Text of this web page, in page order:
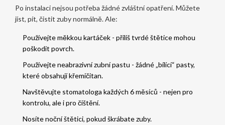
Po instalaci nejsou potřeba žádné zvláštní opatření. Můžete
jíst, pít, čistit zuby normálně. Ale:
Používejte měkkou kartáček - příliš tvrdé štětice mohou
poškodit povrch.
Používejte neabrazivní zubní pastu - žádné „bílící“ pasty,
které obsahují křemičitan.
Navštěvujte stomatologa každých 6 měsíců - nejen pro
kontrolu, ale i pro čištění.
Nosíte noční štětici, pokud škrábate zuby.